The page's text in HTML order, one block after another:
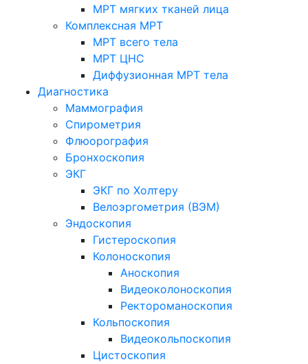
МРТ мягких тканей лица
Комплексная МРТ
МРТ всего тела
МРТ ЦНС
Диффузионная МРТ тела
Диагностика
Маммография
Спирометрия
Флюорография
Бронхоскопия
ЭКГ
ЭКГ по Холтеру
Велоэргометрия (ВЭМ)
Эндоскопия
Гистероскопия
Колоноскопия
Аноскопия
Видеоколоноскопия
Ректороманоскопия
Кольпоскопия
Видеокольпоскопия
Цистоскопия